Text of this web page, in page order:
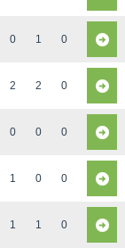
0 1 0
2 2 0
0 0 0
1 0 0
1 1 0